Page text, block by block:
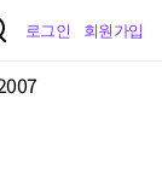
로그인 회원가입